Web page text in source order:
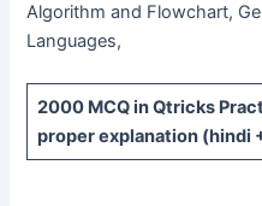
Algorithm and Flowchart,
Languages,
2000 MCQin Qtricks
proper explanation (hindi